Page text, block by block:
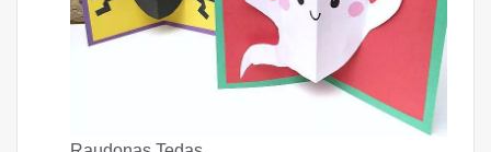
Nieko nesako, kad Valentino diena panaši į
saldainių pokalbių širdis. Štai kodėl ši lengva
„pasidaryk pats“ iškylanti kortelė yra puikus
valentinas ypatingam žmogui tavo gyvenime.
Lengvas „pasidaryk pats“ pop-up Valentino